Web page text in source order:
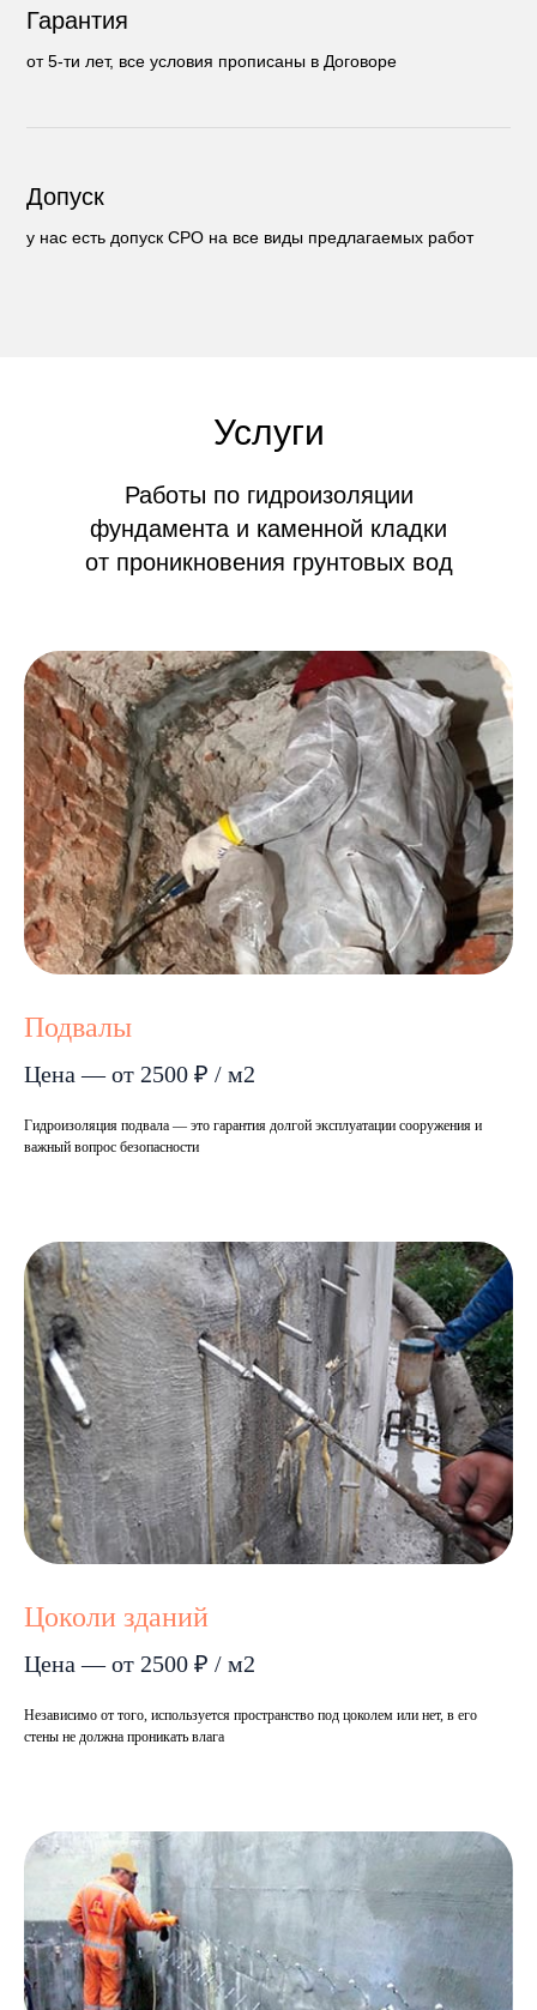
Гарантия
от 5-ти лет, все условия прописаны в Договоре
Допуск
у нас есть допуск СРО на все виды предлагаемых работ
Услуги
Работы по гидроизоляции
фундамента и каменной кладки
от проникновения грунтовых вод
Подвалы
Цена — от 2500 ₽ / м2
Гидроизоляция подвала — это гарантия долгой эксплуатации сооружения и
важный вопрос безопасности
Цоколи зданий
Цена — от 2500 ₽ / м2
Независимо от того, используется пространство под цоколем или нет, в его
стены не должна проникать влага